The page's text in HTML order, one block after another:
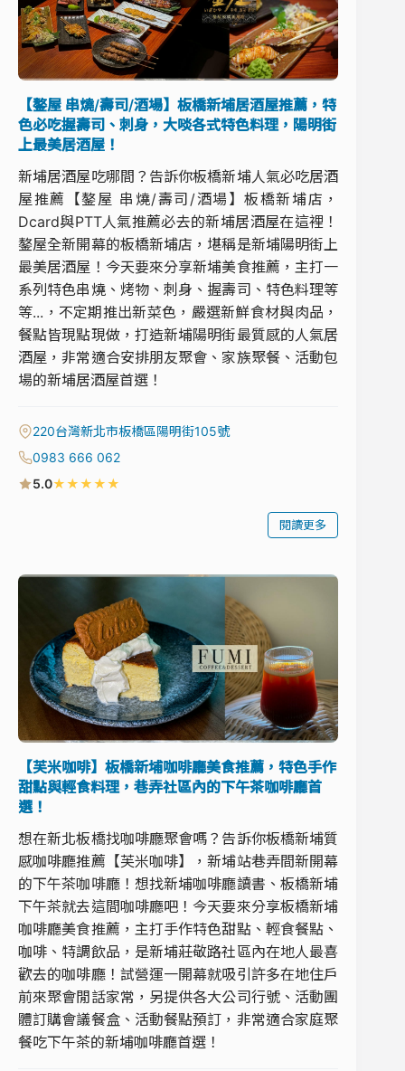
【鏊屋 串燒/壽司/酒場】板橋新埔居酒屋推薦，特
色必吃握壽司、刺身，大啖各式特色料理，陽明街
上最美居酒屋！
新埔居酒屋吃哪間？告訴你板橋新埔人氣必吃居酒
屋推薦【鏊屋 串燒/壽司/酒場】板橋新埔店，
Dcard與PTT人氣推薦必去的新埔居酒屋在這裡！
鏊屋全新開幕的板橋新埔店，堪稱是新埔陽明街上
最美居酒屋！今天要來分享新埔美食推薦，主打一
系列特色串燒、烤物、刺身、握壽司、特色料理等
等...，不定期推出新菜色，嚴選新鮮食材與肉品，
餐點皆現點現做，打造新埔陽明街最質感的人氣居
酒屋，非常適合安排朋友聚會、家族聚餐、活動包
場的新埔居酒屋首選！
220台灣新北市板橋區陽明街105號
0983 666 062
5.0★★★★★
閱讀更多
【芙米咖啡】板橋新埔咖啡廳美食推薦，特色手作
甜點與輕食料理，巷弄社區內的下午茶咖啡廳首
選！
想在新北板橋找咖啡廳聚會嗎？告訴你板橋新埔質
感咖啡廳推薦【芙米咖啡】，新埔站巷弄間新開幕
的下午茶咖啡廳！想找新埔咖啡廳讀書、板橋新埔
下午茶就去這間咖啡廳吧！今天要來分享板橋新埔
咖啡廳美食推薦，主打手作特色甜點、輕食餐點、
咖啡、特調飲品，是新埔莊敬路社區內在地人最喜
歡去的咖啡廳！試營運一開幕就吸引許多在地住戶
前來聚會閒話家常，另提供各大公司行號、活動團
體訂購會議餐盒、活動餐點預訂，非常適合家庭聚
餐吃下午茶的新埔咖啡廳首選！